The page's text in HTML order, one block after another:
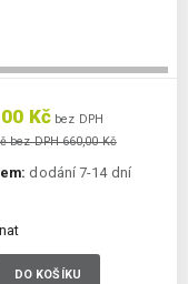
Kč bez DPH
bez DPH 660,00 Kč
dodání 7-14 dní
DO KOŠÍKU